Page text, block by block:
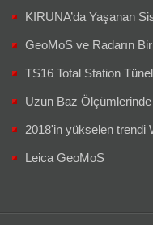
KIRUNA’da Yaşanan
GeoMoS ve Radarın
TS16 Total Station
Uzun Baz
2018'in yükselen trendi
Leica GeoMoS